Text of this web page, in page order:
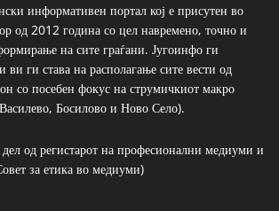
информативен портал кој е присутен во
од 2012 година со цел навремено, точно и
на сите граѓани. Југоинфо ги
ви ги става на располагање сите вести од
со посебен фокус на струмичкиот макро
Босилово и Ново Село).
од регистарот на професионални медиуми и
за етика во медиуми)